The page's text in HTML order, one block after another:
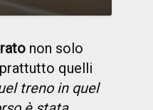
non solo
quelli
treno in quel